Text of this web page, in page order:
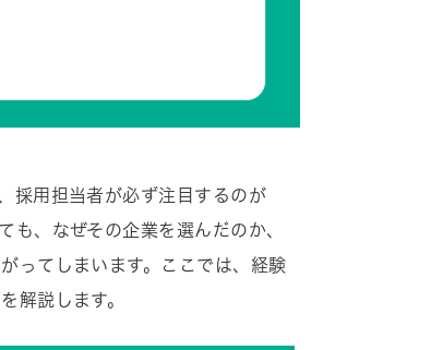
採用担当者が必ず注目するのが
も、なぜその企業を選んだのか、
ってしまいます。ここでは、経験
解説します。